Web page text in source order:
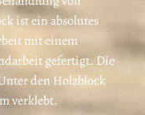
ist ein absolutes
mit einem
gefertigt. Die
den Holzblock
verklebt.